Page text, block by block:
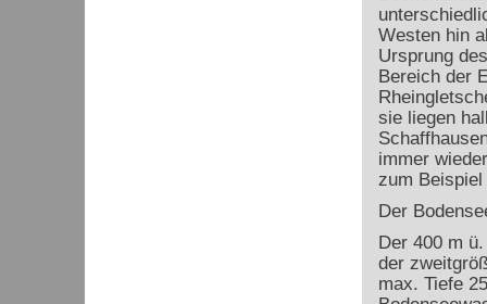
Westen hin
Ursprung
Bereich der
sie liegen
immer
zum
Der
Der 400 m
der
max. Tiefe